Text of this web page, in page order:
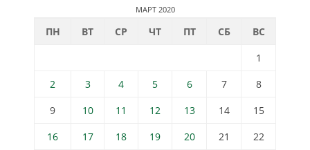
МАРТ 2020
ПН ВТ СР ЧТ ПТ СБ
ВС
1
2
3 4 5 6 7
8
9
10 11 12 13 14
15
16
17 18 19 20 21
22